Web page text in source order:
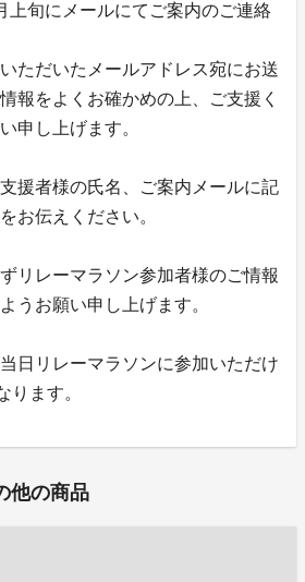
旬にメールにてご案内のご連絡
ただいたメールアドレス宛にお送
報をよくお確かめの上、ご支援く
申し上げます。
援者様の氏名、ご案内メールに記
お伝えください。
リレーマラソン参加者様のご情報
うお願い申し上げます。
日リレーマラソンに参加いただけ
ります。
他の商品